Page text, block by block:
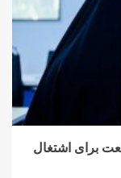
برای اشتغال